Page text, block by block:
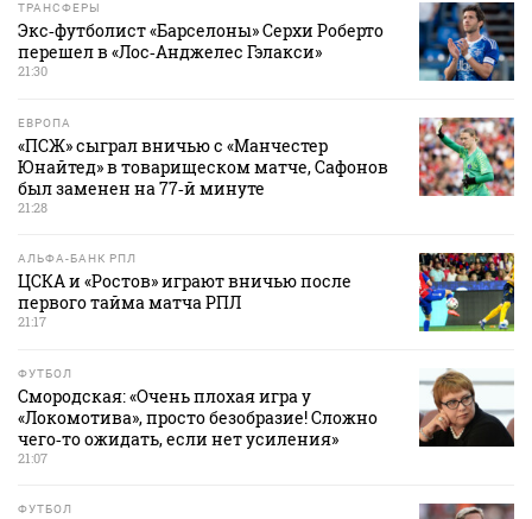
ТРАНСФЕРЫ
Экс‑футболист «Барселоны» Серхи Роберто
перешел в «Лос‑Анджелес Гэлакси»
21:30
ЕВРОПА
«ПСЖ» сыграл вничью с «Манчестер
Юнайтед» в товарищеском матче, Сафонов
был заменен на 77‑й минуте
21:28
АЛЬФА-БАНК РПЛ
ЦСКА и «Ростов» играют вничью после
первого тайма матча РПЛ
21:17
ФУТБОЛ
Смородская: «Очень плохая игра у
«Локомотива», просто безобразие! Сложно
чего‑то ожидать, если нет усиления»
21:07
ФУТБОЛ